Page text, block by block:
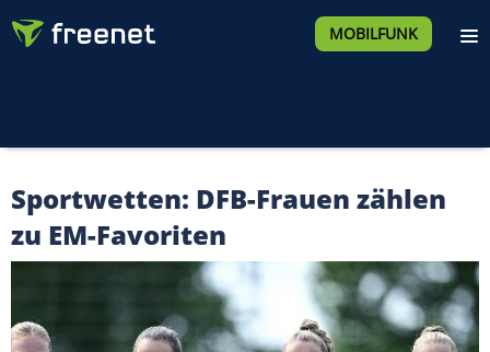
MOBILFUNK
Sportwetten: DFB-Frauen zählen
zu EM-Favoriten